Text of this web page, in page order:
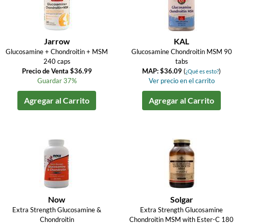
Jarrow
Glucosamine + Chondroitin + MSM
240 caps
Precio de Venta $36.99
Guardar 37%
Agregar al Carrito
KAL
Glucosamine Chondroitin MSM 90
tabs
MAP: $36.09(¿Qué es esto?)
Ver precio en el carrito
Agregar al Carrito
Now
Extra Strength Glucosamine &
Chondroitin
Solgar
Extra Strength Glucosamine
Chondroitin MSM with Ester-C 180